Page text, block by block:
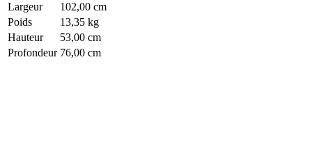
Largeur
102,00 cm
Poids
13,35 kg
Hauteur
53,00 cm
Profondeur 76,00 cm